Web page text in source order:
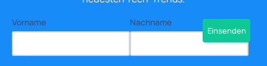
Vorname Nachname